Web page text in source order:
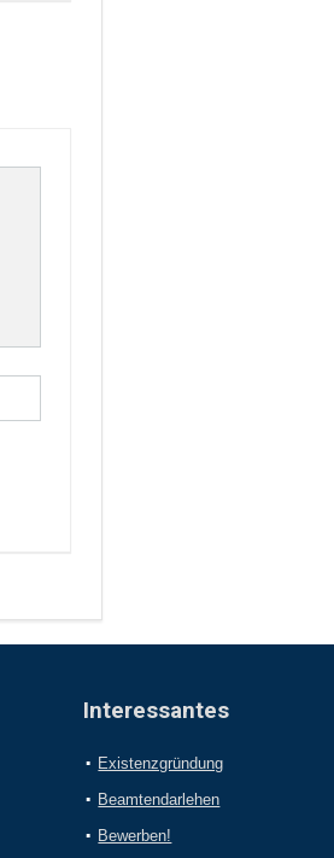
Interessantes
Existenzgründung
Beamtendarlehen
Bewerben!